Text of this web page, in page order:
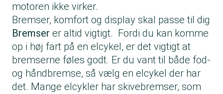
motoren ikke virker.
Bremser, komfort og display skal passe til dig
Bremser er altid vigtigt. Fordi du kan komme
op i høj fart på en elcykel, er det vigtigt at
bremserne føles godt. Er du vant til både fod-
og håndbremse, så vælg en elcykel der har
det. Mange elcykler har skivebremser, som